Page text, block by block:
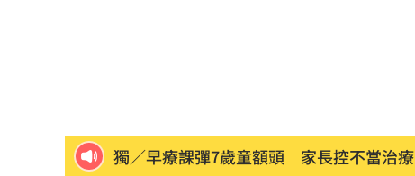
AKIRA開唱藏彩蛋！兒子首度驚喜獻「聲」